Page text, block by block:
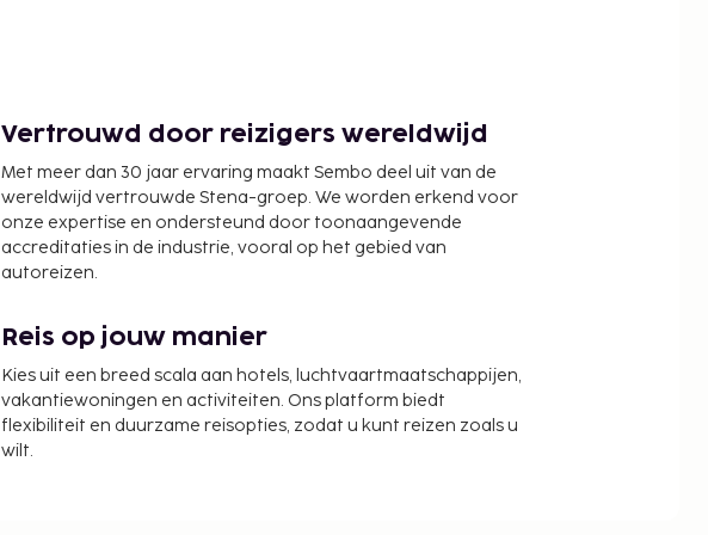
Vertrouwd door reizigers wereldwijd
Met meer dan 30 jaar ervaring maakt Sembo deel uit van de
wereldwijd vertrouwde Stena-groep. We worden erkend voor
onze expertise en ondersteund door toonaangevende
accreditaties in de industrie, vooral op het gebied van
autoreizen.
Reis op jouw manier
Kies uit een breed scala aan hotels, luchtvaartmaatschappijen,
vakantiewoningen en activiteiten. Ons platform biedt
flexibiliteit en duurzame reisopties, zodat u kunt reizen zoals u
wilt.